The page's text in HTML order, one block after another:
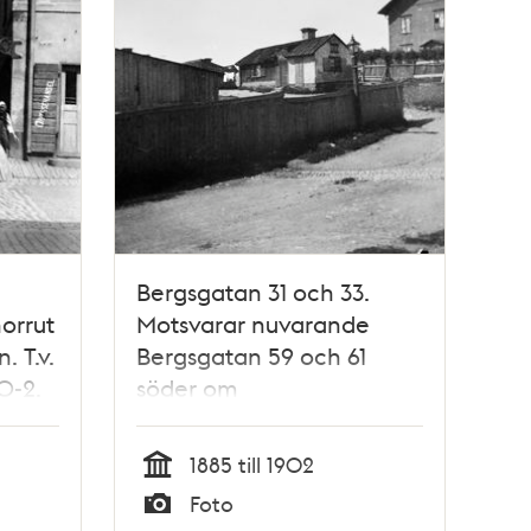
T.v.
2.
Bergsgatan 31 och 33.
Motsvarar nuvarande
Bergsgatan 59 och 61
söder om
Kronobergsparken
Tid
1885 till 1902
Foto